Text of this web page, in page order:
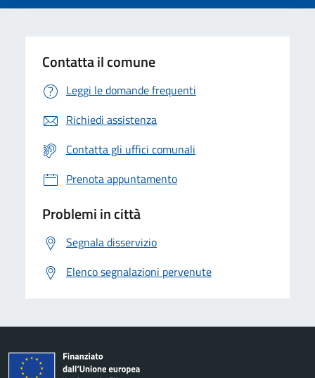
Contatta il comune
Leggi le domande frequenti
Richiedi assistenza
Contatta gli uffici comunali
Prenota appuntamento
Problemi in città
Segnala disservizio
Elenco segnalazioni pervenute